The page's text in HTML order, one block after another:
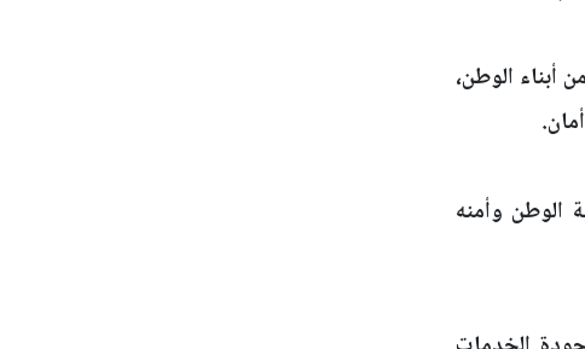
أبناء الوطن،
الوطن وأمنه